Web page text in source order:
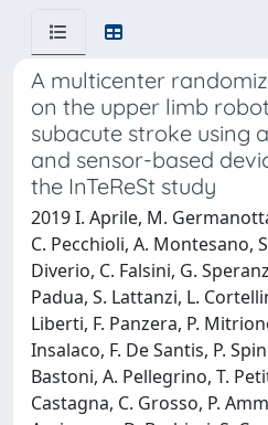
A multicenter
on the upper limb
subacute stroke using
and sensor-based
the InTeReSt study
2019 I. Aprile, M.
C. Pecchioli, A. Montesano,
Diverio, C. Falsini, G.
Padua, S. Lattanzi, L.
Liberti, F. Panzera, P.
Insalaco, F. De Santis, P.
Bastoni, A. Pellegrino, T.
Castagna, C. Grosso, P.